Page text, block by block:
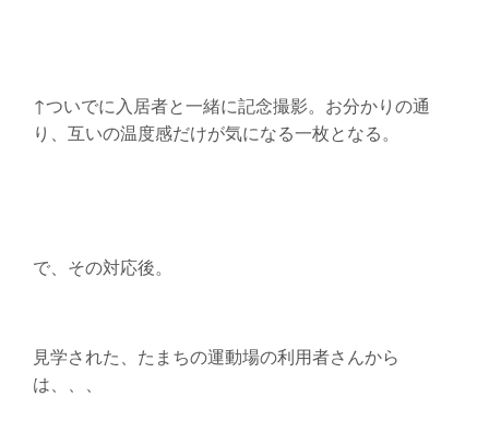
↑ついでに入居者と一緒に記念撮影。お分かりの通
り、互いの温度感だけが気になる一枚となる。
で、その対応後。
見学された、たまちの運動場の利用者さんから
は、、、